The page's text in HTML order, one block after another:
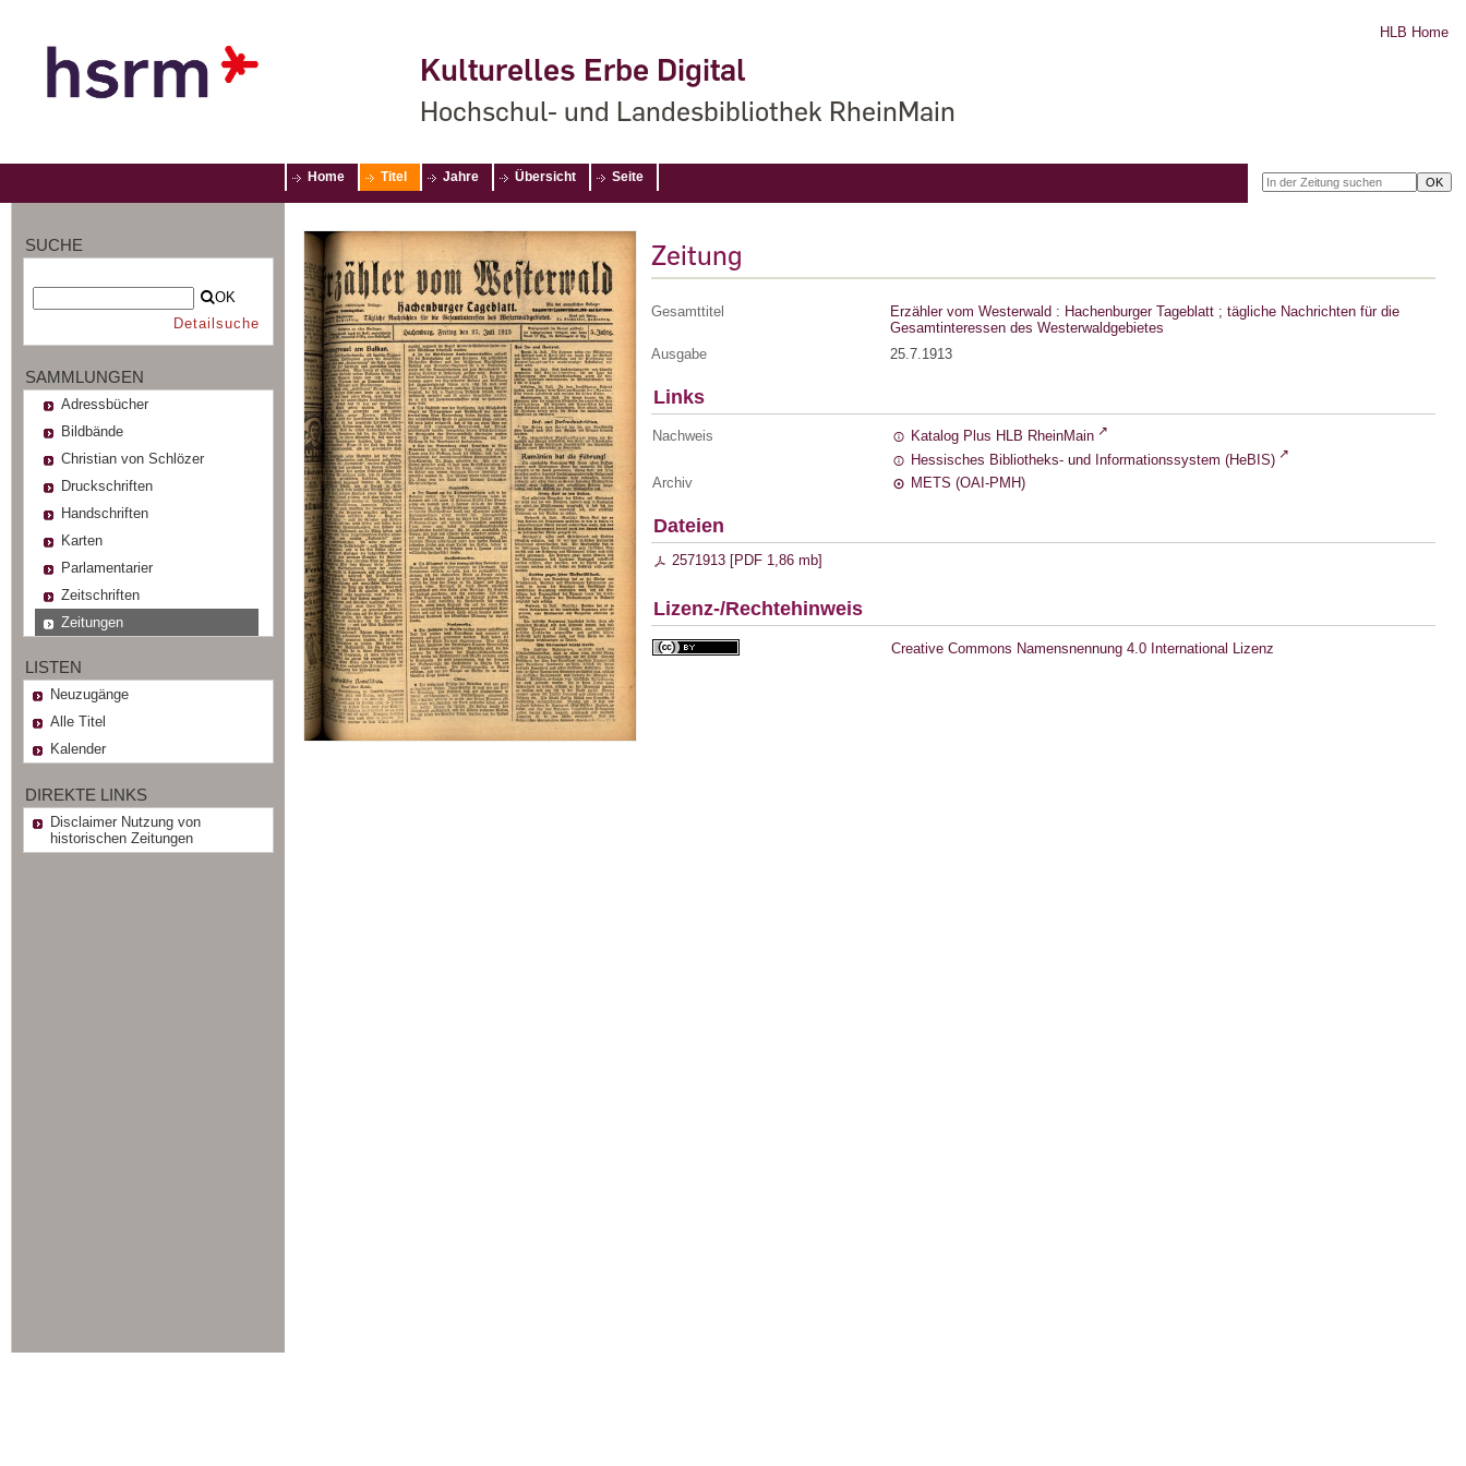
Kulturelles Erbe Digital
Hochschul- und Landesbibliothek RheinMain
HLB Home
Home Titel Jahre Übersicht Seite
SUCHE
OK
Detailsuche
SAMMLUNGEN
Adressbücher
Bildbände
Christian von Schlözer
Druckschriften
Handschriften
Karten
Parlamentarier
Zeitschriften
Zeitungen
LISTEN
Neuzugänge
Alle Titel
Kalender
DIREKTE LINKS
Disclaimer Nutzung von
historischen Zeitungen
Zeitung
Gesamttitel
Erzähler vom Westerwald : Hachenburger Tageblatt ; tägliche Nachrichten für die
Gesamtinteressen des Westerwaldgebietes
Ausgabe
25.7.1913
Links
Nachweis
Katalog Plus HLB RheinMain
Hessisches Bibliotheks- und Informationssystem (HeBIS)
Archiv
METS (OAI-PMH)
Dateien
2571913 [PDF 1,86 mb]
Lizenz-/Rechtehinweis
Creative Commons Namensnennung 4.0 International Lizenz